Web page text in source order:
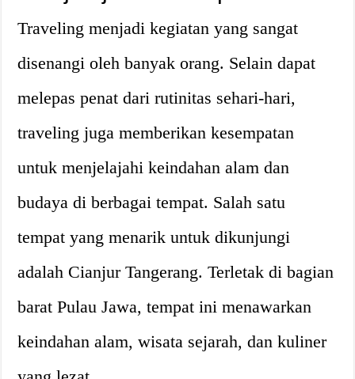
Traveling menjadi kegiatan yang sangat
disenangi oleh banyak orang. Selain dapat
melepas penat dari rutinitas sehari-hari,
traveling juga memberikan kesempatan
untuk menjelajahi keindahan alam dan
budaya di berbagai tempat. Salah satu
tempat yang menarik untuk dikunjungi
adalah Cianjur Tangerang. Terletak di bagian
barat Pulau Jawa, tempat ini menawarkan
keindahan alam, wisata sejarah, dan kuliner